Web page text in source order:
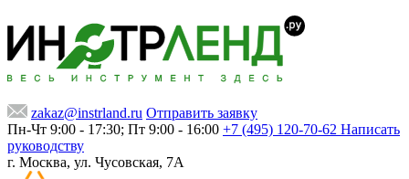
zakaz@instrland.ru Отправить заявку
Пн-Чт 9:00 - 17:30; Пт 9:00 - 16:00 +7 (495) 120-70-62 Написать
руководству
г. Москва, ул. Чусовская, 7А